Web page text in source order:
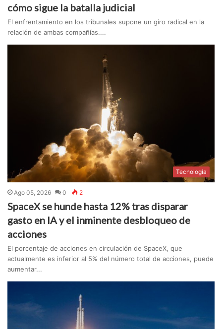
cómo sigue la batalla judicial
El enfrentamiento en los tribunales supone un giro radical en la
relación de ambas compañías....
Tecnología
Ago 05, 2026 0 2
SpaceX se hunde hasta 12% tras disparar
gasto en IA y el inminente desbloqueo de
acciones
El porcentaje de acciones en circulación de SpaceX, que
actualmente es inferior al 5% del número total de acciones, puede
aumentar...